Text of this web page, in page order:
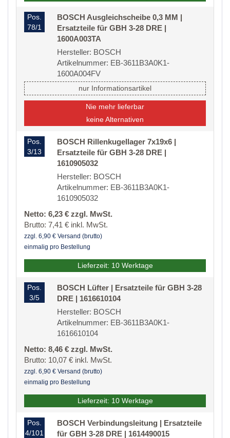
Pos.
78/1
BOSCH Ausgleichscheibe 0,3 MM |
Ersatzteile für GBH 3-28 DRE |
1600A003TA
Hersteller: BOSCH
Artikelnummer: EB-3611B3A0K1-
1600A004FV
nur Informationsartikel
Nie mehr lieferbar
keine Alternativen
Pos.
3/13
BOSCH Rillenkugellager 7x19x6 |
Ersatzteile für GBH 3-28 DRE |
1610905032
Hersteller: BOSCH
Artikelnummer: EB-3611B3A0K1-
1610905032
Netto: 6,23 € zzgl. MwSt.
Brutto: 7,41 € inkl. MwSt.
zzgl. 6,90 € Versand (brutto)
einmalig pro Bestellung
Lieferzeit: 10 Werktage
Pos.
3/5
BOSCH Lüfter | Ersatzteile für GBH 3-28
DRE | 1616610104
Hersteller: BOSCH
Artikelnummer: EB-3611B3A0K1-
1616610104
Netto: 8,46 € zzgl. MwSt.
Brutto: 10,07 € inkl. MwSt.
zzgl. 6,90 € Versand (brutto)
einmalig pro Bestellung
Lieferzeit: 10 Werktage
Pos.
4/101
BOSCH Verbindungsleitung | Ersatzteile
für GBH 3-28 DRE | 1614490015